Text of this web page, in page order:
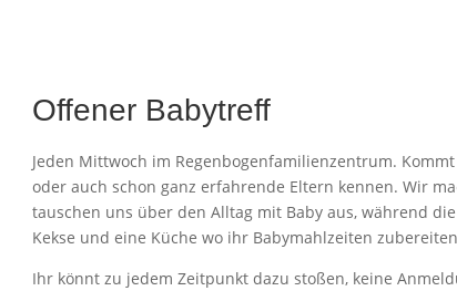
Offener Babytreff
Jeden Mittwoch im Regenbogenfamilienzentrum.
oder auch schon ganz erfahrende Eltern kennen. Wir
tauschen uns über den Alltag mit Baby aus, während
Kekse und eine Küche wo ihr Babymahlzeiten
Ihr könnt zu jedem Zeitpunkt dazu stoßen, keine